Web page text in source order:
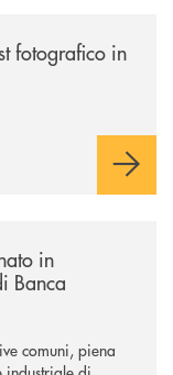
fotografico in
in
Banca
comuni, piena